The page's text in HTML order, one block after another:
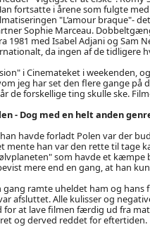
fortsatte i årene som fulgte
"L’amour braque"-
Sophie Marceau.
1981 med Isabel Adjani og Sam
da ingen af de tidligere
i Cinemateket i weekenden,
jeg har set den flere gange på
de forskellige ting skulle ske.
- Dog med en helt anden
havde forladt Polen var der
mente han var den rette til tage
som havde et
mere end en gang, at han
gang ramte uheldet ham og
afsluttet. Alle kulisser og
for at lave filmen færdig ud fra
og derved reddet for eftertiden.